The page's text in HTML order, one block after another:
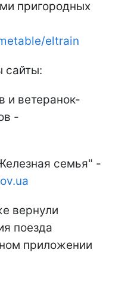
пригородных
eltrain
сайты:
и ветеранок-
-
семья" -
вернули
поезда
приложении